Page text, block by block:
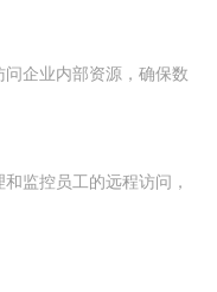
企业内部资源，确保数
监控员工的远程访问，